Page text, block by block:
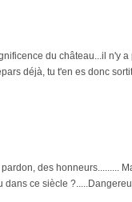
du château...il n'y
déjà, tu t'en es donc
des honneurs.........
ce siècle